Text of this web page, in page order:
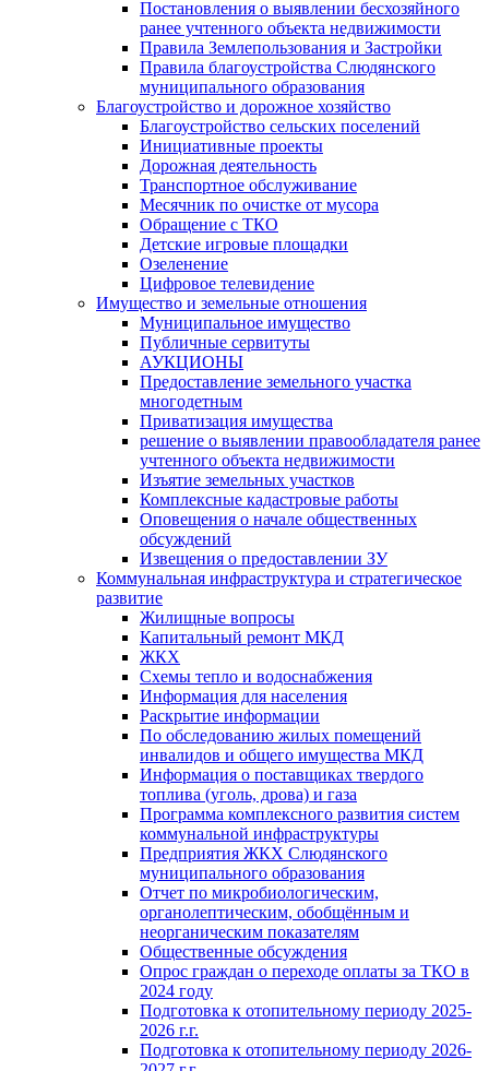
Постановления о выявлении бесхозяйного
ранее учтенного объекта недвижимости
Правила Землепользования и Застройки
Правила благоустройства Слюдянского
муниципального образования
Благоустройство и дорожное хозяйство
Благоустройство сельских поселений
Инициативные проекты
Дорожная деятельность
Транспортное обслуживание
Месячник по очистке от мусора
Обращение с ТКО
Детские игровые площадки
Озеленение
Цифровое телевидение
Имущество и земельные отношения
Муниципальное имущество
Публичные сервитуты
АУКЦИОНЫ
Предоставление земельного участка
многодетным
Приватизация имущества
решение о выявлении правообладателя ранее
учтенного объекта недвижимости
Изъятие земельных участков
Комплексные кадастровые работы
Оповещения о начале общественных
обсуждений
Извещения о предоставлении ЗУ
Коммунальная инфраструктура и стратегическое
развитие
Жилищные вопросы
Капитальный ремонт МКД
ЖКХ
Схемы тепло и водоснабжения
Информация для населения
Раскрытие информации
По обследованию жилых помещений
инвалидов и общего имущества МКД
Информация о поставщиках твердого
топлива (уголь, дрова) и газа
Программа комплексного развития систем
коммунальной инфраструктуры
Предприятия ЖКХ Слюдянского
муниципального образования
Отчет по микробиологическим,
органолептическим, обобщённым и
неорганическим показателям
Общественные обсуждения
Опрос граждан о переходе оплаты за ТКО в
2024 году
Подготовка к отопительному периоду 2025-
2026 г.г.
Подготовка к отопительному периоду 2026-